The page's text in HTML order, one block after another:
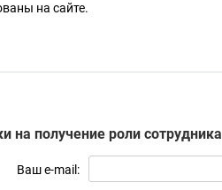
на сайте.
на получение роли сотрудника
Ваш e-mail: